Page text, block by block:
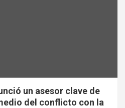
un asesor clave de
del conflicto con la